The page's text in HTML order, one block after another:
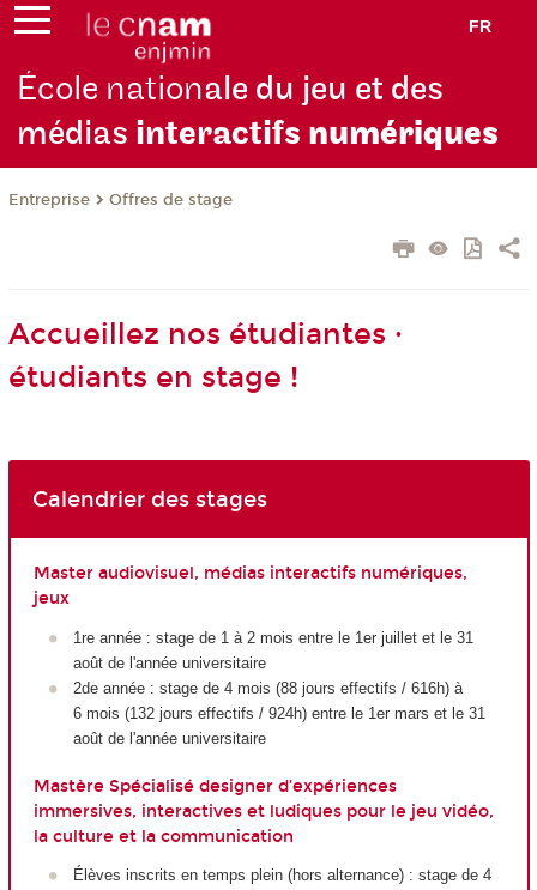
FR
École nationale du jeu et des
médias interactifs numériques
Entreprise Offres de stage
Accueillez nos étudiantes ·
étudiants en stage !
Calendrier des stages
Master audiovisuel, médias interactifs numériques,
jeux
1re année : stage de 1 à 2 mois entre le 1erjuillet et le 31
août de l'année universitaire
2deannée : stage de 4 mois (88 jours effectifs / 616h) à
6 mois (132 jours effectifs / 924h) entre le 1ermars et le 31
août de l'année universitaire
Mastère Spécialisé designer d’expériences
immersives, interactives et ludiques pour le jeu vidéo,
la culture et la communication
Élèves inscrits en temps plein (hors alternance) : stage de 4